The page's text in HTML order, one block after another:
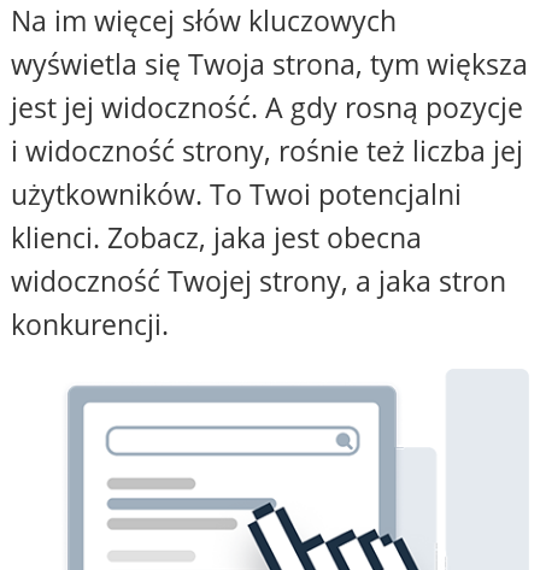
Na im więcej słów kluczowych
wyświetla się Twoja strona, tym większa
jest jej widoczność. A gdy rosną pozycje
i widoczność strony, rośnie też liczba jej
użytkowników. To Twoi potencjalni
klienci. Zobacz, jaka jest obecna
widoczność Twojej strony, a jaka stron
konkurencji.